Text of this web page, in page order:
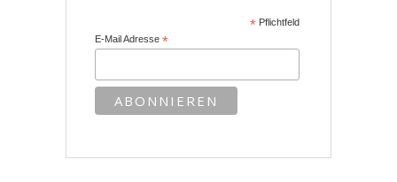
* Pflichtfeld
E-Mail Adresse*